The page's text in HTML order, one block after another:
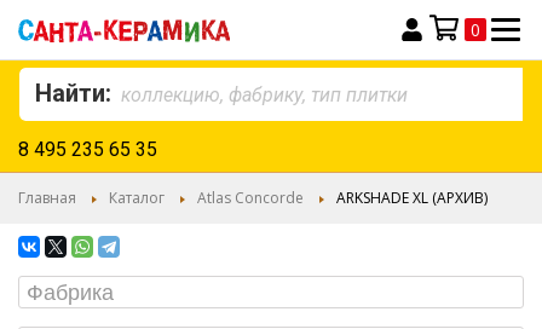
Моя корзина
0
Найти:
8 495 235 65 35
Главная Каталог Atlas Concorde ARKSHADE XL (АРХИВ)